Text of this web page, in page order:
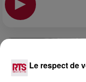
Le respect de